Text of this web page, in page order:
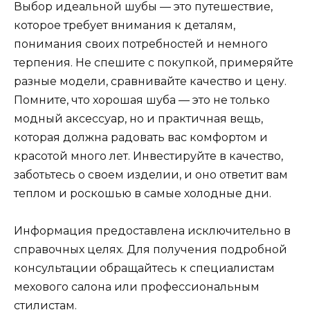
Выбор идеальной шубы — это путешествие,
которое требует внимания к деталям,
понимания своих потребностей и немного
терпения. Не спешите с покупкой, примеряйте
разные модели, сравнивайте качество и цену.
Помните, что хорошая шуба — это не только
модный аксессуар, но и практичная вещь,
которая должна радовать вас комфортом и
красотой много лет. Инвестируйте в качество,
заботьтесь о своем изделии, и оно ответит вам
теплом и роскошью в самые холодные дни.
Информация предоставлена исключительно в
справочных целях. Для получения подробной
консультации обращайтесь к специалистам
мехового салона или профессиональным
стилистам.